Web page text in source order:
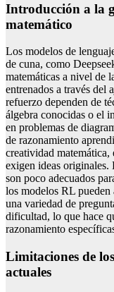
Introducción a la
matemático
Los modelos de
de cuna, como
matemáticas a nivel de
entrenados a través del
refuerzo dependen de
álgebra conocidas o el
en problemas de
de razonamiento
creatividad matemática,
exigen ideas originales.
son poco adecuados
los modelos RL pueden
una variedad de
dificultad, lo que hace
razonamiento
Limitaciones de
actuales